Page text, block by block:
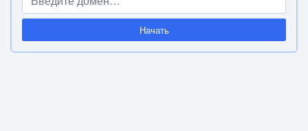
Начать